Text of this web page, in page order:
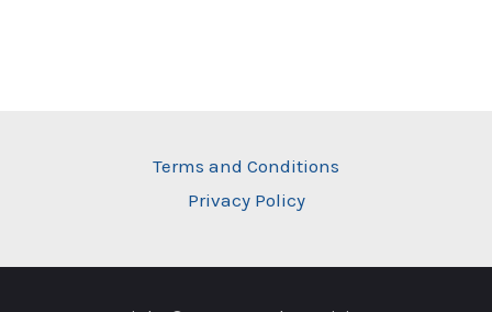
Terms and Conditions
Privacy Policy